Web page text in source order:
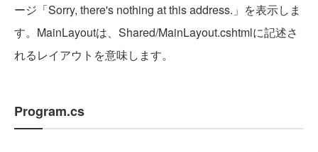
ージ「Sorry, there's nothing at this address.」を表示しま
す。MainLayoutは、Shared/MainLayout.cshtmlに記述さ
れるレイアウトを意味します。
Program.cs